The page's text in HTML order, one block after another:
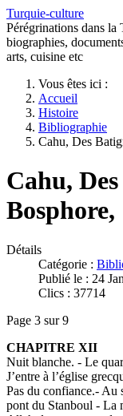
Turquie-culture
Pérégrinations dans la
biographies,
arts, cuisine etc
Vous êtes ici :
Accueil
Histoire
Bibliographie
Cahu, Des
Cahu,
Bosphore,
Détails
Catégorie :
Publié le : 24
Clics : 37714
Page 3 sur 9
CHAPITRE XII
Nuit blanche. - Le
J’entre à l’église
Pas du confiance.-
pont du Stanboul - La